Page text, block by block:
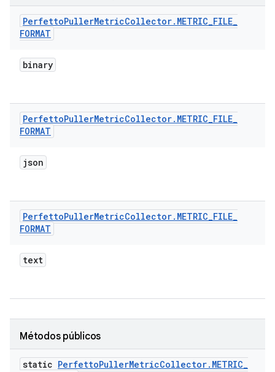
PerfettoPullerMetricCollector. METRIC_FILE_
FORMAT
binary
PerfettoPullerMetricCollector. METRIC_FILE_
FORMAT
json
PerfettoPullerMetricCollector. METRIC_FILE_
FORMAT
text
Métodos públicos
static PerfettoPullerMetricCollector. METRIC_